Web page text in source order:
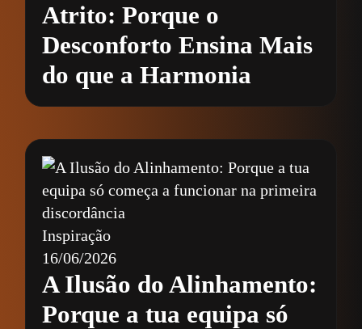
Atrito: Porque o
Desconforto Ensina Mais
do que a Harmonia
Inspiração
16/06/2026
A Ilusão do Alinhamento:
Porque a tua equipa só